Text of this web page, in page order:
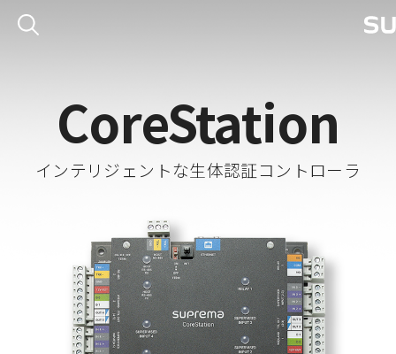
CoreStation
インテリジェントな生体認証コントローラ